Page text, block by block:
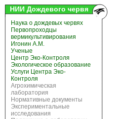
НИИ Дождевого червя
Наука о дождевых червях
Первопроходцы
вермикультивирования
Игонин А.М.
Ученые
Центр Эко-Контроля
Экологическое образование
Услуги Центра Эко-
Контроля
Агрохимическая
лаборатория
Нормативные документы
Экспериментальные
исследования